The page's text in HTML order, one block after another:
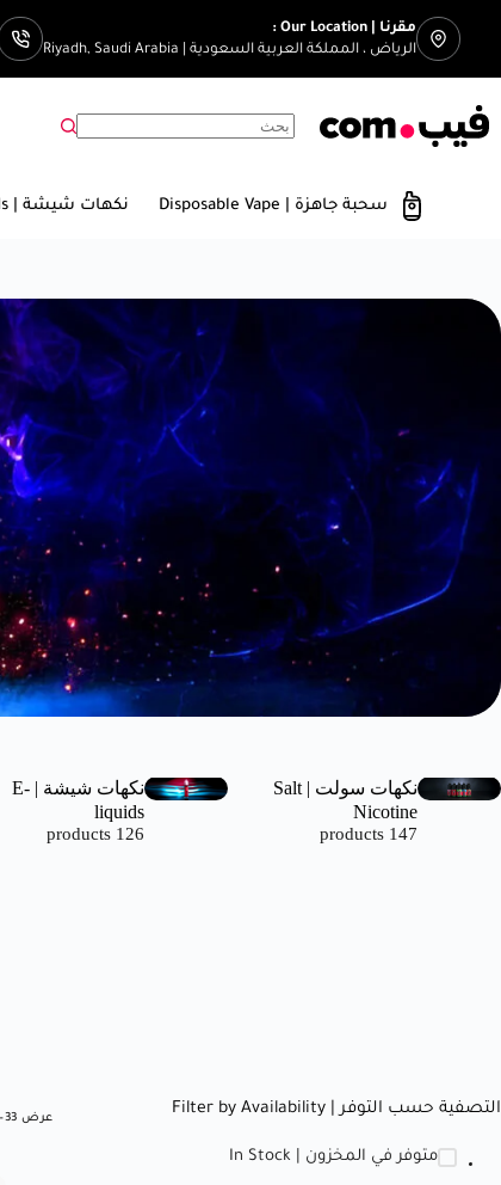
مقرنا | Our Location :
الرياض ، المملكة العربية السعودية | Riyadh, Saudi Arabia
سحبة جاهزة | Disposable Vape نكهات شيشة | E-Liquids
نكهات سولت | Salt
Nicotine
147 products
نكهات شيشة | E-
liquids
126 products
عرض 33–48 من أصل 58 نتيجة التصفية حسب التوفر | Filter by Availability
متوفر في المخزون | In Stock